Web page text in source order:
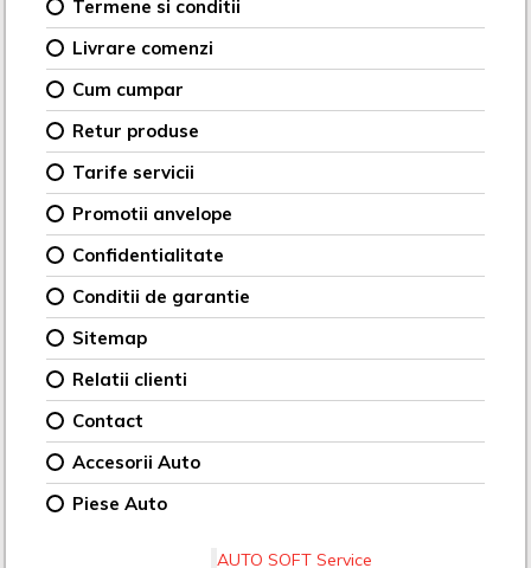
Termene si conditii
Livrare comenzi
Cum cumpar
Retur produse
Tarife servicii
Promotii anvelope
Confidentialitate
Conditii de garantie
Sitemap
Relatii clienti
Contact
Accesorii Auto
Piese Auto
AUTO SOFT Service